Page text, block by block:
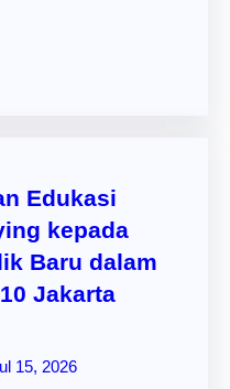
Edukasi
kepada
Baru dalam
Jakarta
15, 2026